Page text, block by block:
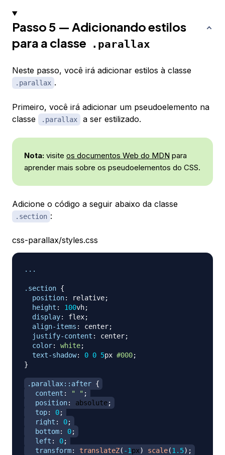
Passo 5 — Adicionando estilos
para a classe
.parallax
Neste passo, você irá adicionar estilos à classe
.parallax .
Primeiro, você irá adicionar um pseudoelemento na
classe
.parallax a ser estilizado.
Nota: visite os documentos Web do MDN para
aprender mais sobre os pseudoelementos do CSS.
Adicione o código a seguir abaixo da classe
.section :
css-parallax/styles.css
...
.section {
position: relative;
height : 100vh;
display: flex;
align-items : center;
justify-content : center;
color: white;
text-shadow: 0 0 5px #000;
}
.parallax::after {
content : " " ;
position: absolute;
top: 0;
right : 0;
bottom: 0;
left : 0;
transform: translateZ( -1px) scale(1.5) ;